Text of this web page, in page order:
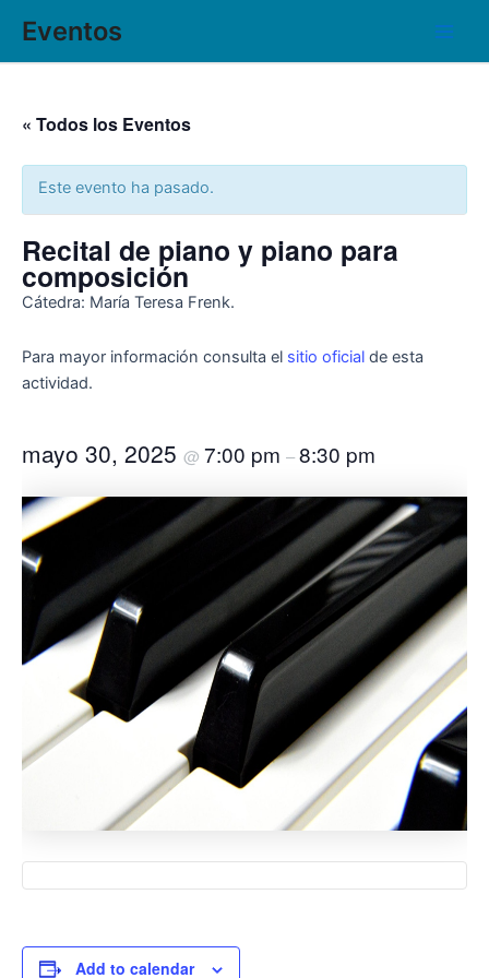
contenido
Eventos
Main
« Todos los Eventos
Este evento ha pasado.
Recital de piano y piano para
composición
Cátedra: María Teresa Frenk.
Para mayor información consulta el sitio oficial de esta
actividad.
mayo 30, 2025 @ 7:00 pm –8:30 pm
Add to calendar